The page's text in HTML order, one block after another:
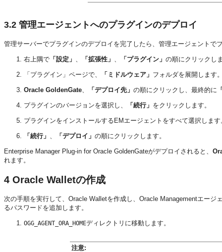
3.2 管理エージェントへのプラグインのデプロイ
管理サーバーでプラグインのデプロイを完了したら、管理エージェントで
右上隅で 「設定」 、 「拡張性」 、 「プラグイン」 の順にクリックし
「プラグイン」ページで、 「ミドルウェア」 フォルダを展開します
Oracle GoldenGate、 「デプロイ先」 の順にクリックし、最終的に
プラグインのバージョンを選択し、 「続行」 をクリックします。
プラグインをインストールするEMエージェントをすべて選択します
「続行」 、 「デプロイ」 の順にクリックします。
Enterprise Manager Plug-in for Oracle GoldenGateがデプロイされると、
れます。
4 Oracle Walletの作成
次の手順を実行して、Oracle Walletを作成し、Oracle Managementエー
るパスワードを追加します。
OGG_AGENT_ORA_HOMEディレクトリに移動します。
注意: